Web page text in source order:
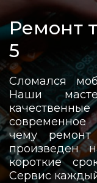
Ремонт
5
Сломался
Наши
современное
чему
произведен
короткие
Сервис